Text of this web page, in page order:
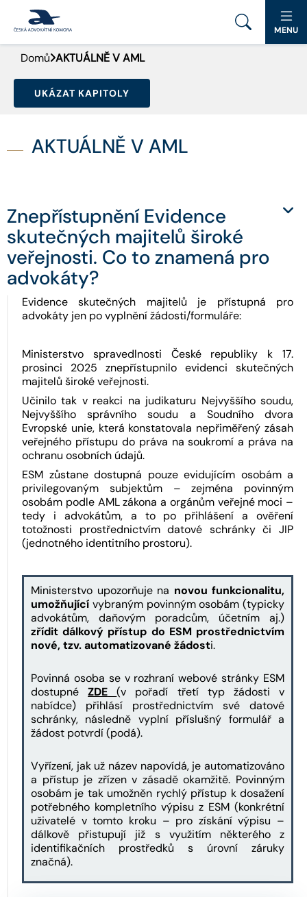
PORTÁL ČAK
DOMŮ
ADVOKÁTNÍ DENÍK
KONTAKT
MENU
Domů AKTUÁLNĚ V AML
UKÁZAT KAPITOLY
AKTUÁLNĚ V AML
Znepřístupnění Evidence
skutečných majitelů široké
veřejnosti. Co to znamená pro
advokáty?
Evidence skutečných majitelů je přístupná pro
advokáty jen po vyplnění žádosti/formuláře:
Ministerstvo spravedlnosti České republiky k 17.
prosinci 2025 znepřístupnilo evidenci skutečných
majitelů široké veřejnosti.
Učinilo tak v reakci na judikaturu Nejvyššího soudu,
Nejvyššího správního soudu a Soudního dvora
Evropské unie, která konstatovala nepřiměřený zásah
veřejného přístupu do práva na soukromí a práva na
ochranu osobních údajů.
ESM zůstane dostupná pouze evidujícím osobám a
privilegovaným subjektům – zejména povinným
osobám podle AML zákona a orgánům veřejné moci –
tedy i advokátům, a to po přihlášení a ověření
totožnosti prostřednictvím datové schránky či JIP
(jednotného identitního prostoru).
Ministerstvo upozorňuje na novou funkcionalitu,
umožňující vybraným povinným osobám (typicky
advokátům, daňovým poradcům, účetním aj.)
zřídit dálkový přístup do ESM prostřednictvím
nové, tzv. automatizované žádosti.
Povinná osoba se v rozhraní webové stránky ESM
dostupnéZDE
(v pořadí třetí typ žádosti v
nabídce) přihlásí prostřednictvím své datové
schránky, následně vyplní příslušný formulář a
žádost potvrdí (podá).
Vyřízení, jak už název napovídá, je automatizováno
a přístup je zřízen v zásadě okamžitě. Povinným
osobám je tak umožněn rychlý přístup k dosažení
potřebného kompletního výpisu z ESM (konkrétní
uživatelé v tomto kroku – pro získání výpisu –
dálkově přistupují již s využitím některého z
identifikačních prostředků s úrovní záruky
značná).